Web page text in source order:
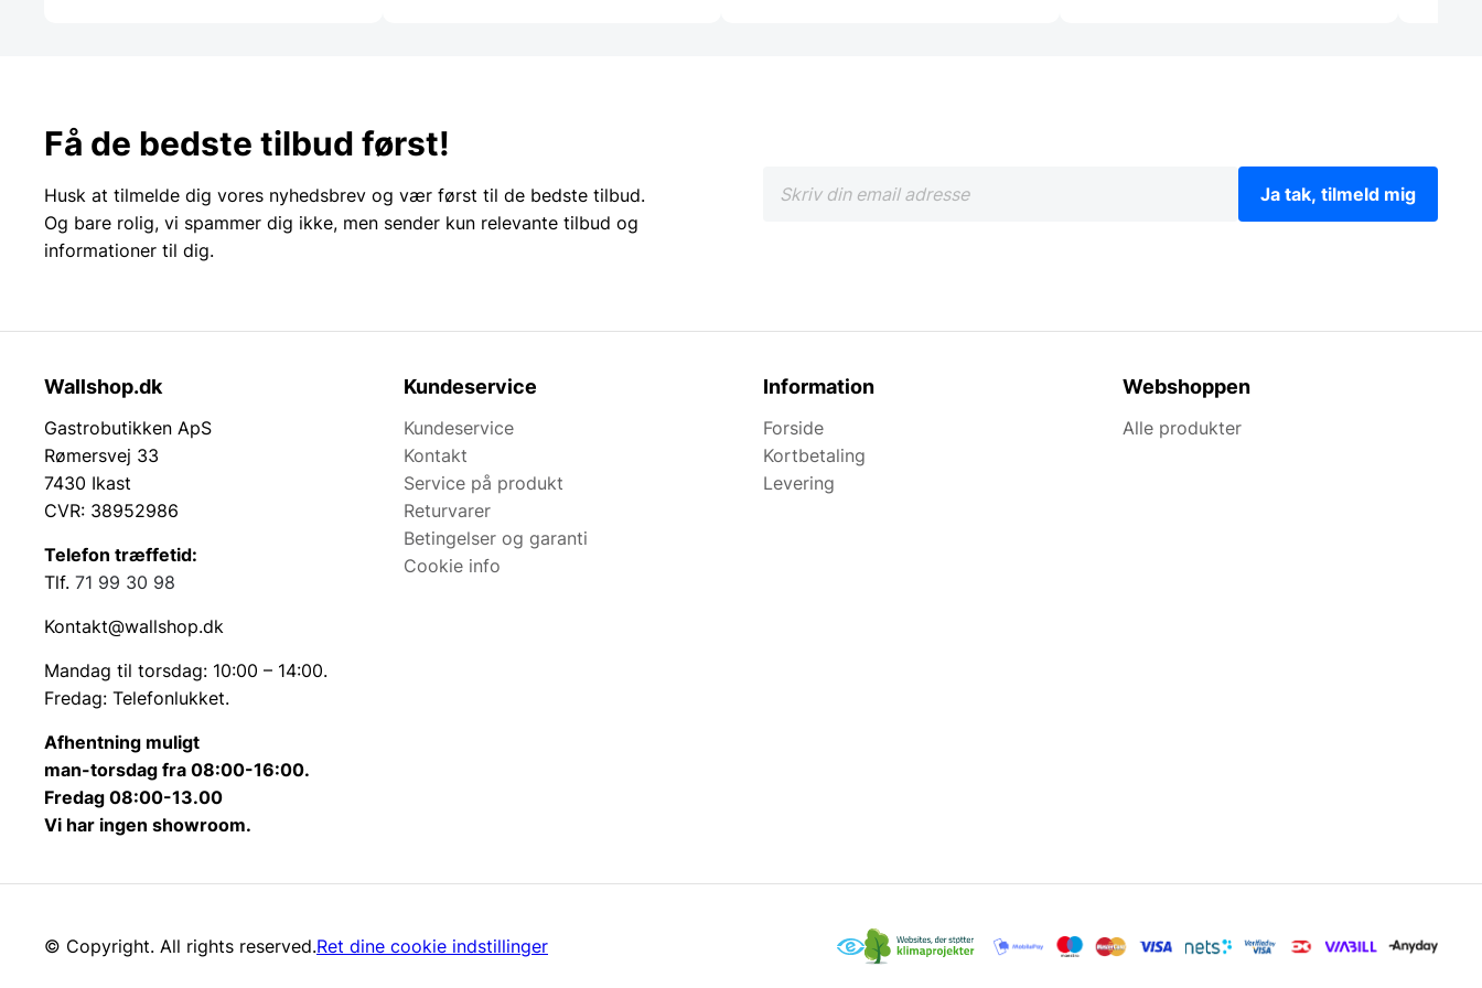
Få de bedste tilbud først!
Husk at tilmelde dig vores nyhedsbrev og vær først til de bedste tilbud.
Og bare rolig, vi spammer dig ikke, men sender kun relevante tilbud og
informationer til dig.
Ja tak, tilmeld mig
Wallshop.dk
Gastrobutikken ApS
Rømersvej 33
7430 Ikast
CVR: 38952986
Telefon træffetid:
Tlf. 71 99 30 98
Kontakt@wallshop.dk
Mandag til torsdag: 10:00 – 14:00.
Fredag: Telefonlukket.
Afhentning muligt
man-torsdag fra 08:00-16:00.
Fredag 08:00-13.00
Vi har ingen showroom.
Kundeservice
Kundeservice
Kontakt
Service på produkt
Returvarer
Betingelser og garanti
Cookie info
Information
Forside
Kortbetaling
Levering
Webshoppen
Alle produkter
© Copyright. All rights reserved.Ret dine cookie indstillinger